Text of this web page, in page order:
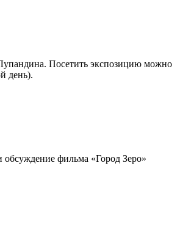
Посетить экспозицию можно
день).
фильма «Город Зеро»